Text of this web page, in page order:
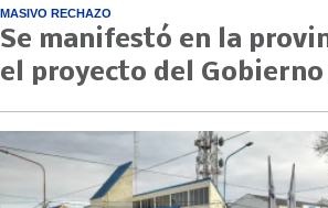
MASIVO RECHAZO
Se manifestó en la
el proyecto del Gobierno